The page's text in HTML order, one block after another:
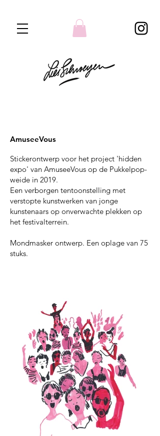
AmuseeVous
Stickerontwerp voor het project 'hidden
expo' van AmuseeVous op de Pukkelpop-
weide in 2019.
Een verborgen tentoonstelling met
verstopte kunstwerken van jonge
kunstenaars op onverwachte plekken op
het festivalterrein.
Mondmasker ontwerp. Een oplage van 75
stuks.